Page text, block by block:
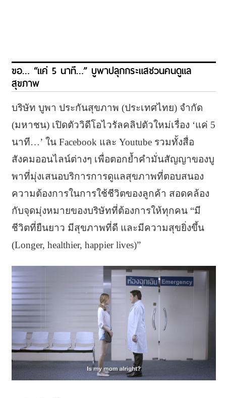
ขอ… “แค่ 5 นาที…” บูพาปลุกกระแสชวนคนดูแล
สุขภาพ
บริษัท บูพา ประกันสุขภาพ (ประเทศไทย) จำกัด
(มหาชน) เปิดตัววิดีโอไวรัลคลิปตัวใหม่เรื่อง ‘แค่ 5
นาที…’ ใน Facebook และ Youtube รวมทั้งสื่อ
สังคมออนไลน์ต่างๆ เพื่อตอกย้ำคำมั่นสัญญาของบู
พาที่มุ่งเสนอบริการการดูแลสุขภาพที่ตอบสนอง
ความต้องการในการใช้ชีวิตของลูกค้า สอดคล้อง
กับจุดมุ่งหมายของบริษัทที่ต้องการให้ทุกคน “มี
ชีวิตที่ยืนยาว มีสุขภาพที่ดี และมีความสุขยิ่งขึ้น
(Longer, healthier, happier lives)”